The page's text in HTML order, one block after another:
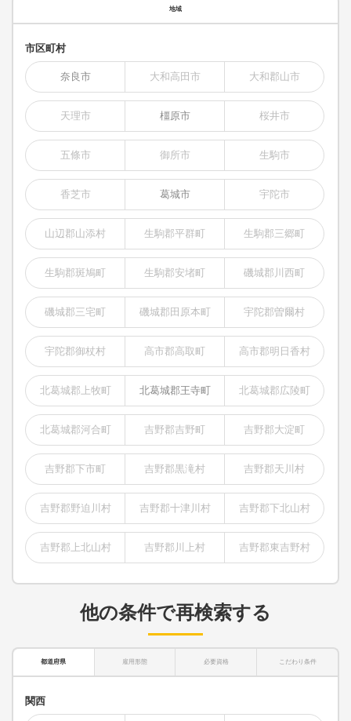
地域
市区町村
奈良市 大和高田市 大和郡山市
天理市 橿原市 桜井市
五條市 御所市 生駒市
香芝市 葛城市 宇陀市
山辺郡山添村 生駒郡平群町 生駒郡三郷町
生駒郡斑鳩町 生駒郡安堵町 磯城郡川西町
磯城郡三宅町 磯城郡田原本町 宇陀郡曽爾村
宇陀郡御杖村 高市郡高取町 高市郡明日香村
北葛城郡上牧町 北葛城郡王寺町 北葛城郡広陵町
北葛城郡河合町 吉野郡吉野町 吉野郡大淀町
吉野郡下市町 吉野郡黒滝村 吉野郡天川村
吉野郡野迫川村 吉野郡十津川村 吉野郡下北山村
吉野郡上北山村 吉野郡川上村 吉野郡東吉野村
他の条件で再検索する
都道府県 雇用形態 必要資格 こだわり条件
関西